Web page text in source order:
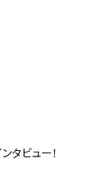
タビュー！